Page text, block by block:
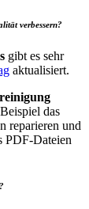
verbessern?
gibt es sehr
aktualisiert.
das
reparieren und
PDF-Dateien